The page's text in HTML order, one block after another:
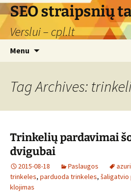
Skip
to
content
SEO straipsnių
Verslui – cpl.lt
Menu
Tag Archives:
Trinkelių pardavimai
dvigubai
2015-08-18 Paslaugos
trinkeles, parduoda trinkeles, šaligatvio
klojimas